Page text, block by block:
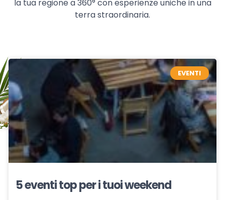
la tua regione a 360° con esperienze uniche in una
terra straordinaria.
EVENTI
5 eventi top per i tuoi weekend